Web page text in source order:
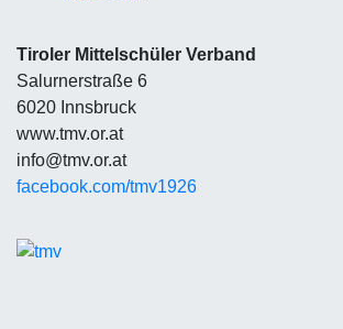
Tiroler Mittelschüler Verband
Salurnerstraße 6
6020 Innsbruck
www.tmv.or.at
info@tmv.or.at
facebook.com/tmv1926